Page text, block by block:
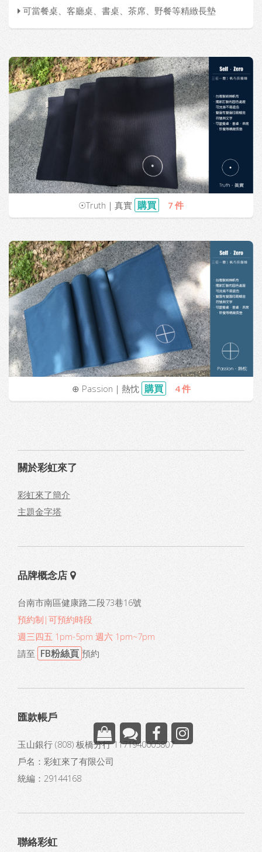
可當餐桌、客廳桌、書桌、茶席、野餐等精緻長墊
☉Truth｜真實 購買 7 件
⊕ Passion｜熱忱 購買 4 件
關於彩虹來了
彩虹來了簡介
主題金字塔
品牌概念店
台南市南區健康路二段73巷16號
預約制|可預約時段
週三四五 1pm-5pm 週六 1pm~7pm
請至 FB粉絲頁 預約
匯款帳戶
玉山銀行 (808) 板橋分行 1171940005807
戶名：彩虹來了有限公司
統編：29144168
聯絡彩虹